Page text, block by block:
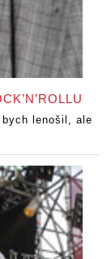
bych lenošil, ale